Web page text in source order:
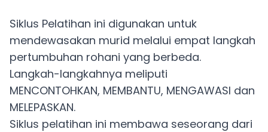
Siklus Pelatihan ini digunakan untuk
mendewasakan murid melalui empat langkah
pertumbuhan rohani yang berbeda.
Langkah-langkahnya meliputi
MENCONTOHKAN, MEMBANTU, MENGAWASI dan
MELEPASKAN.
Siklus pelatihan ini membawa seseorang dari